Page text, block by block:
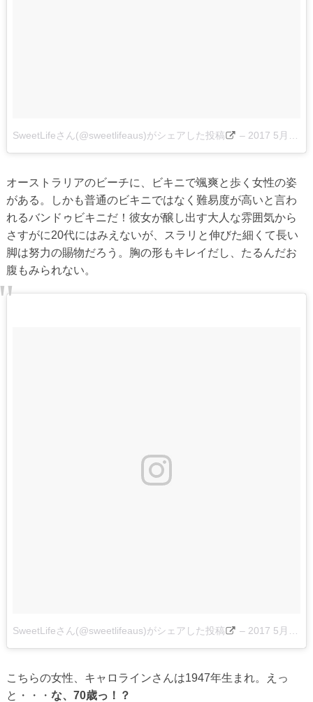
SweetLifeさん(@sweetlifeaus)がシェアした投稿 – 2017 5月 19 12:10午前 PDT
オーストラリアのビーチに、ビキニで颯爽と歩く女性の姿
がある。しかも普通のビキニではなく難易度が高いと言わ
れるバンドゥビキニだ！彼女が醸し出す大人な雰囲気から
さすがに20代にはみえないが、スラリと伸びた細くて長い
脚は努力の賜物だろう。胸の形もキレイだし、たるんだお
腹もみられない。
SweetLifeさん(@sweetlifeaus)がシェアした投稿 – 2017 5月 4 12:31午前 PDT
こちらの女性、キャロラインさんは1947年生まれ。えっ
と・・・ な、70歳っ！？